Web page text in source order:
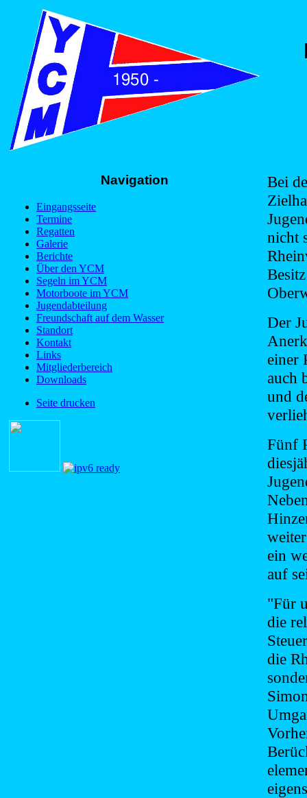
Navigation
Eingangsseite
Termine
Regatten
Galerie
Berichte
Über den YCM
Segeln im YCM
Motorboote im YCM
Jugendabteilung
Freundschaft auf dem Wasser
Standort
Kontakt
Links
Mitgliederbereich
Downloads
Seite drucken
Bei
nicht
Der
einer
auch
und
Fünf
ein
auf
"Für
die
die